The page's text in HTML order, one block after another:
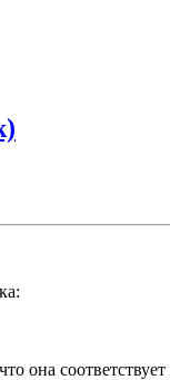
она